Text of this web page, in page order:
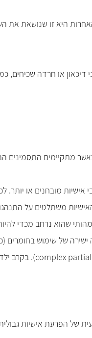
היא זו שנושאת את
או חרדה שכיחים,
מתקיימים התסמינים
אישיות מובחנים או
משתלטים על
מהותי שהוא נרחב מכדי
של שימוש בחומרים
של הפרעת אישיות